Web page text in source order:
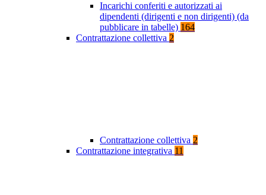
Incarichi conferiti e autorizzati ai
dipendenti (dirigenti e non dirigenti) (da
pubblicare in tabelle) 164
Contrattazione collettiva 2
Contrattazione collettiva 2
Contrattazione integrativa 11